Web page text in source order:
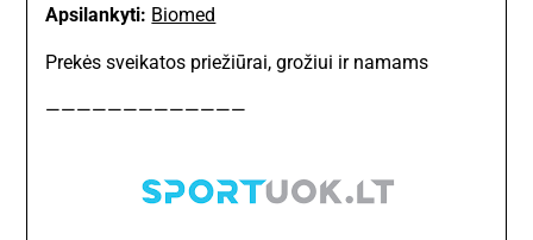
Apsilankyti: Biomed
Prekės sveikatos priežiūrai, grožiui ir namams
—————————————